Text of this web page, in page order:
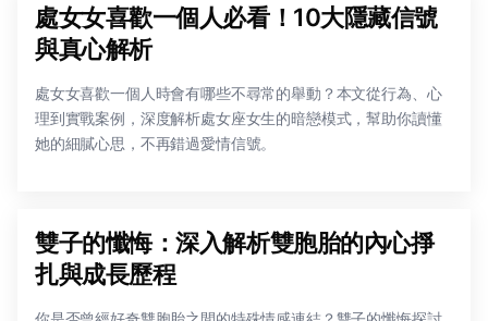
處女女喜歡一個人必看！10大隱藏信號
與真心解析
處女女喜歡一個人時會有哪些不尋常的舉動？本文從行為、心
理到實戰案例，深度解析處女座女生的暗戀模式，幫助你讀懂
她的細膩心思，不再錯過愛情信號。
雙子的懺悔：深入解析雙胞胎的內心掙
扎與成長歷程